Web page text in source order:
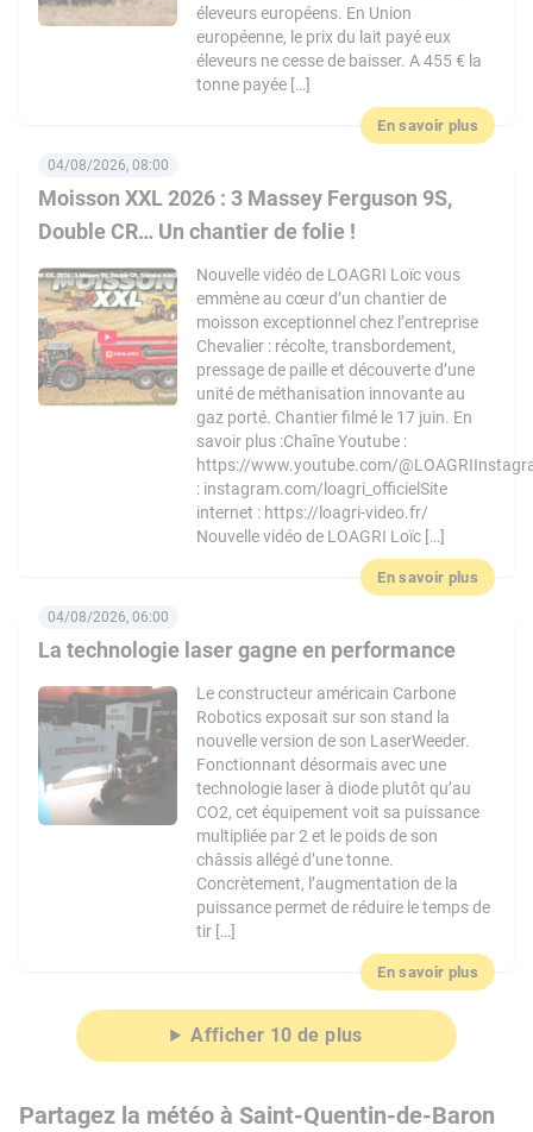
éleveurs européens. En Union
européenne, le prix du lait payé eux
éleveurs ne cesse de baisser. A 455 € la
tonne payée […]
En savoir plus
Moisson XXL 2026 : 3 Massey Ferguson 9S,
Double CR… Un chantier de folie !
04/08/2026, 08:00
Nouvelle vidéo de LOAGRI Loïc vous
emmène au cœur d’un chantier de
moisson exceptionnel chez l’entreprise
Chevalier : récolte, transbordement,
pressage de paille et découverte d’une
unité de méthanisation innovante au
gaz porté. Chantier filmé le 17 juin. En
savoir plus :Chaîne Youtube :
https://www.youtube.com/
: instagram.com/loagri_officielSite
internet : https://loagri-video.fr/
Nouvelle vidéo de LOAGRI Loïc […]
En savoir plus
La technologie laser gagne en performance
04/08/2026, 06:00
Le constructeur américain Carbone
Robotics exposait sur son stand la
nouvelle version de son LaserWeeder.
Fonctionnant désormais avec une
technologie laser à diode plutôt qu’au
CO2, cet équipement voit sa puissance
multipliée par 2 et le poids de son
châssis allégé d’une tonne.
Concrètement, l’augmentation de la
puissance permet de réduire le temps de
tir […]
En savoir plus
Afficher 10 de plus
Partagez la météo à Saint-Quentin-de-Baron